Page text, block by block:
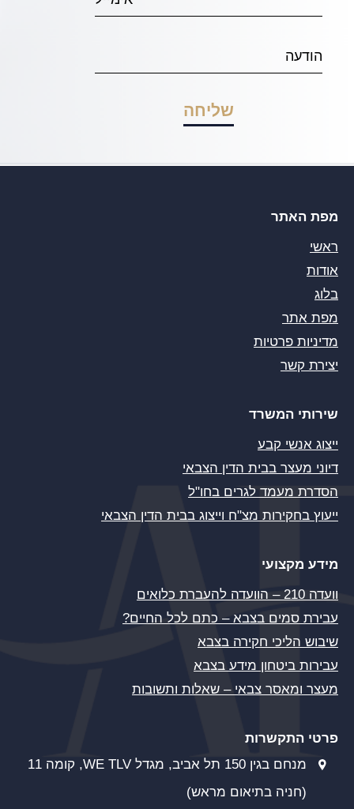
מפת האתר
ראשי
אודות
בלוג
מפת אתר
מדיניות פרטיות
יצירת קשר
שירותי המשרד
ייצוג אנשי קבע
דיוני מעצר בבית הדין הצבאי
הסדרת מעמד לגרים בחו"ל
ייעוץ בחקירות מצ"ח וייצוג בבית הדין הצבאי
מידע מקצועי
וועדה 210 – הוועדה להעברת כלואים
עבירת סמים בצבא – כתם לכל החיים?
שיבוש הליכי חקירה בצבא
עבירות ביטחון מידע בצבא
מעצר ומאסר צבאי – שאלות ותשובות
פרטי התקשרות
מנחם בגין 150 תל אביב, מגדל WE TLV, קומה 11
(חניה בתיאום מראש)